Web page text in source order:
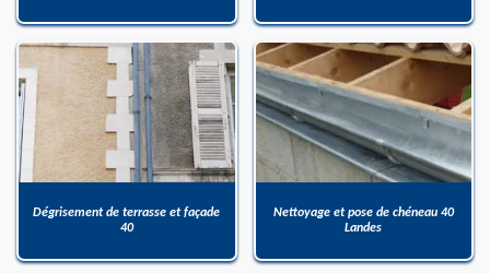
Dégrisement de terrasse et façade
40
Nettoyage et pose de chéneau 40
Landes